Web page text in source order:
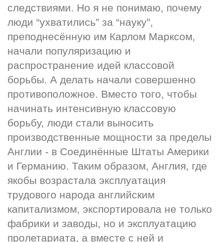
следствиями. Но я не понимаю, почему
люди “ухватились” за “науку”,
преподнесённую им Карлом Марксом,
начали популяризацию и
распространение идей классовой
борьбы. А делать начали совершенно
противоположное. Вместо того, чтобы
начинать интенсивную классовую
борьбу, люди стали выносить
производственные мощности за пределы
Англии - в Соединённые Штаты Америки
и Германию. Таким образом, Англия, где
якобы возрастала эксплуатация
трудового народа английским
капитализмом, экспортировала не только
фабрики и заводы, но и эксплуатацию
пролетариата, а вместе с ней и